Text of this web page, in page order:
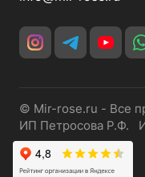
© Mir-rose.ru - Все
ИП Петросова Р.Ф.